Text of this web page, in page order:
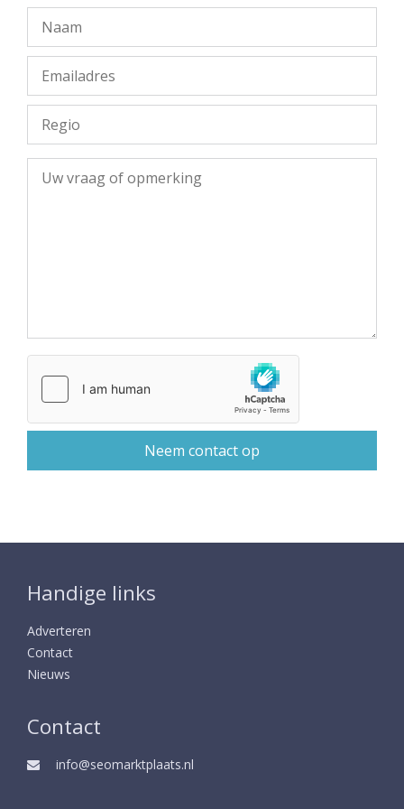
Handige links
Adverteren
Contact
Nieuws
Contact
info@seomarktplaats.nl